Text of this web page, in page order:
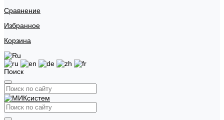
Сравнение
Избранное
Корзина
Поиск